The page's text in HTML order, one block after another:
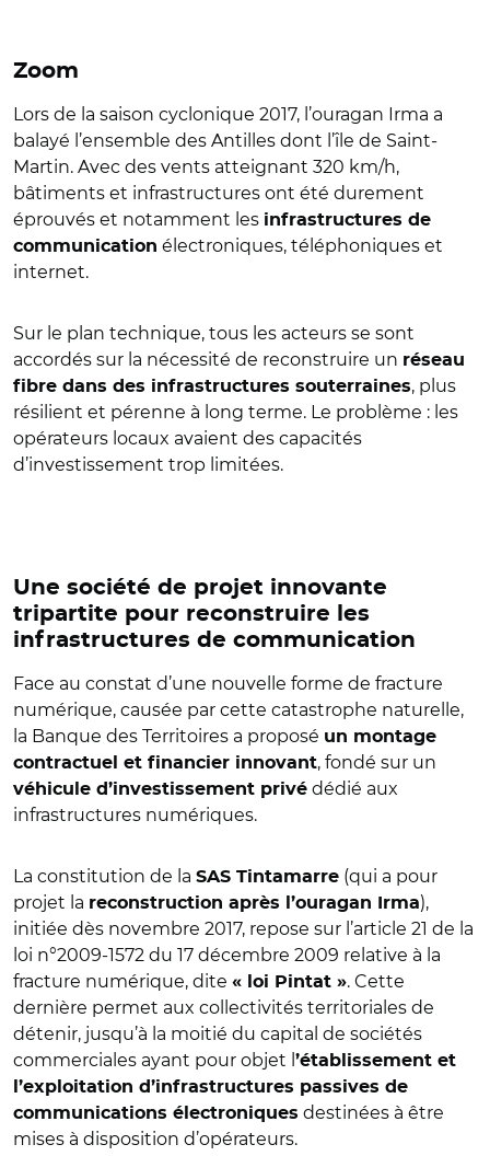
Zoom
Lors de la saison cyclonique 2017, l’ouragan Irma a
balayé l’ensemble des Antilles dont l’île de Saint-
Martin. Avec des vents atteignant 320 km/h,
bâtiments et infrastructures ont été durement
éprouvés et notamment les infrastructures de
communication électroniques, téléphoniques et
internet.
Sur le plan technique, tous les acteurs se sont
accordés sur la nécessité de reconstruire un réseau
fibre dans des infrastructures souterraines, plus
résilient et pérenne à long terme. Le problème : les
opérateurs locaux avaient des capacités
d’investissement trop limitées.
Une société de projet innovante
tripartite pour reconstruire les
infrastructures de communication
Face au constat d’une nouvelle forme de fracture
numérique, causée par cette catastrophe naturelle,
la Banque des Territoires a proposé un montage
contractuel et financier innovant, fondé sur un
véhicule d’investissement privé dédié aux
infrastructures numériques.
La constitution de la SAS Tintamarre (qui a pour
projet la reconstruction après l’ouragan Irma),
initiée dès novembre 2017, repose sur l’article 21 de la
loi n°2009-1572 du 17 décembre 2009 relative à la
fracture numérique, dite « loi Pintat ». Cette
dernière permet aux collectivités territoriales de
détenir, jusqu’à la moitié du capital de sociétés
commerciales ayant pour objet l ’établissement et
l’exploitation d’infrastructures passives de
communications électroniques destinées à être
mises à disposition d’opérateurs.